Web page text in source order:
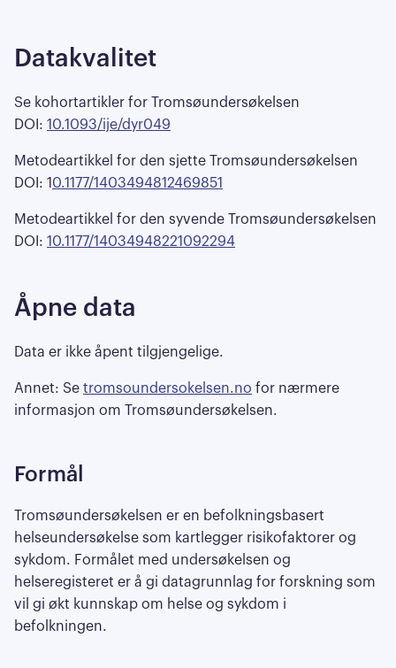
Datakvalitet
Se kohortartikler for Tromsøundersøkelsen
DOI: 10.1093/ije/dyr049
Metodeartikkel for den sjette Tromsøundersøkelsen
DOI: 1 0.1177/1403494812469851
Metodeartikkel for den syvende Tromsøundersøkelsen
DOI: 10.1177/14034948221092294
Åpne data
Data er ikke åpent tilgjengelige.
Annet: Se tromsoundersokelsen.no for nærmere
informasjon om Tromsøundersøkelsen.
Formål
Tromsøundersøkelsen er en befolkningsbasert
helseundersøkelse som kartlegger risikofaktorer og
sykdom. Formålet med undersøkelsen og
helseregisteret er å gi datagrunnlag for forskning som
vil gi økt kunnskap om helse og sykdom i
befolkningen.